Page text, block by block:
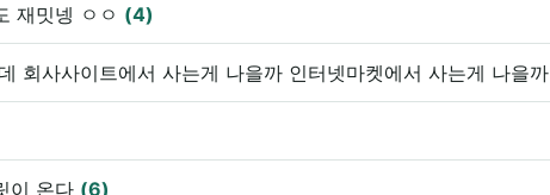
재밋넹 ㅇㅇ (4)
회사사이트에서 사는게 나을까 인터넷마켓에서 사는게 나을까
이 온다 (6)